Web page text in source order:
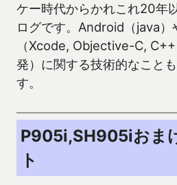
ケー時代からかれこれ20年
ログです。Android（java
（Xcode, Objective-C,
発）に関する技術的なこと
す。
P905i,SH905iおま
ト